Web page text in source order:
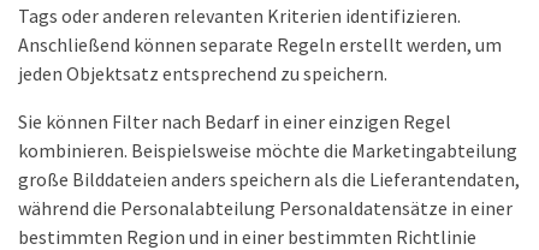
Tags oder anderen relevanten Kriterien identifizieren.
Anschließend können separate Regeln erstellt werden, um
jeden Objektsatz entsprechend zu speichern.
Sie können Filter nach Bedarf in einer einzigen Regel
kombinieren. Beispielsweise möchte die Marketingabteilung
große Bilddateien anders speichern als die Lieferantendaten,
während die Personalabteilung Personaldatensätze in einer
bestimmten Region und in einer bestimmten Richtlinie